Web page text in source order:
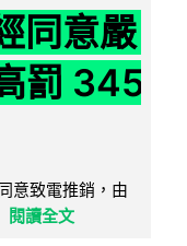
同意嚴
罰 345
意致電推銷，由
閱讀全文